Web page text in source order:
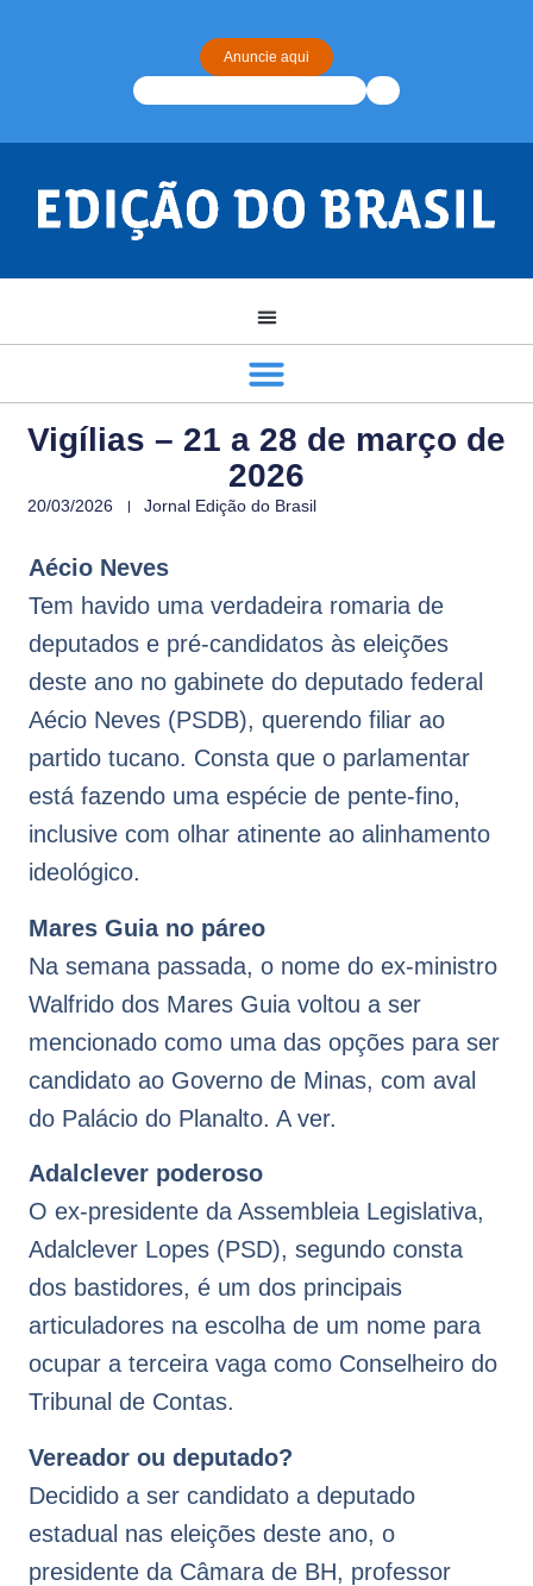
Anuncie aqui
Vigílias – 21 a 28 de março de
2026
20/03/2026 Jornal Edição do Brasil
Aécio Neves
Tem havido uma verdadeira romaria de
deputados e pré-candidatos às eleições
deste ano no gabinete do deputado federal
Aécio Neves (PSDB), querendo filiar ao
partido tucano. Consta que o parlamentar
está fazendo uma espécie de pente-fino,
inclusive com olhar atinente ao alinhamento
ideológico.
Mares Guia no páreo
Na semana passada, o nome do ex-ministro
Walfrido dos Mares Guia voltou a ser
mencionado como uma das opções para ser
candidato ao Governo de Minas, com aval
do Palácio do Planalto. A ver.
Adalclever poderoso
O ex-presidente da Assembleia Legislativa,
Adalclever Lopes (PSD), segundo consta
dos bastidores, é um dos principais
articuladores na escolha de um nome para
ocupar a terceira vaga como Conselheiro do
Tribunal de Contas.
Vereador ou deputado?
Decidido a ser candidato a deputado
estadual nas eleições deste ano, o
presidente da Câmara de BH, professor